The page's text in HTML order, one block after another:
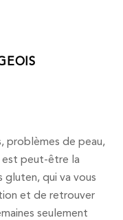
problèmes de peau,
peut-être la
gluten, qui va vous
et de retrouver
seulement